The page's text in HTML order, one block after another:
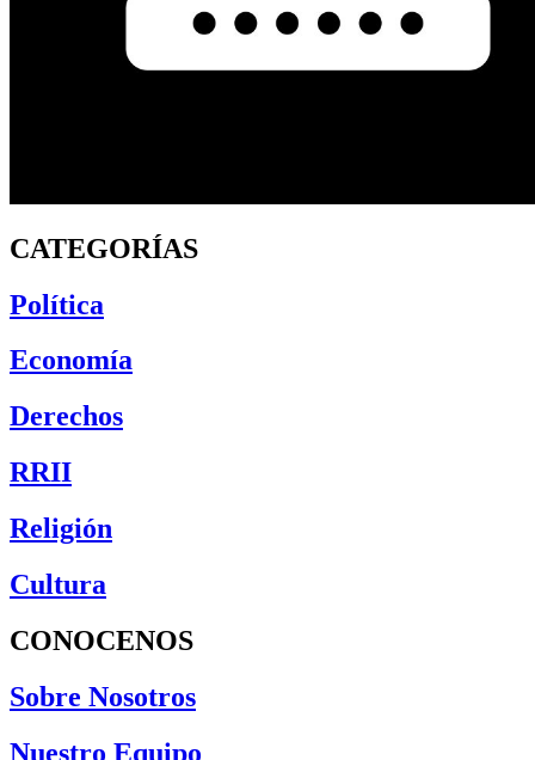
CATEGORÍAS
Política
Economía
Derechos
RRII
Religión
Cultura
CONOCENOS
Sobre Nosotros
Nuestro Equipo